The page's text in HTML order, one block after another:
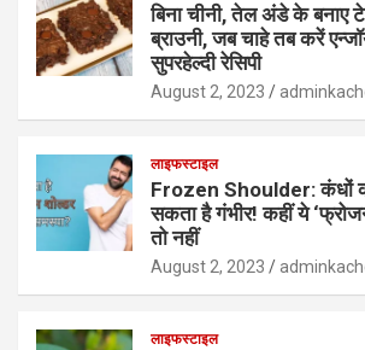
बिना चीनी, तेल अंडे के बनाए
ब्राउनी, जब चाहे तब करें
सुपरहेल्दी रेसिपी
August 2, 2023
लाइफस्टाइल
Frozen Shoulder: कंधों का
सकता है गंभीर! कहीं ये
तो नहीं
August 2, 2023
लाइफस्टाइल